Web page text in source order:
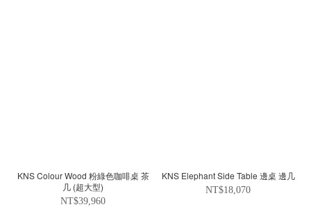
KNS Colour Wood 粉綠色咖啡桌 茶
几 (超大型)
NT$39,960
KNS Elephant Side Table 邊桌 邊几
NT$18,070